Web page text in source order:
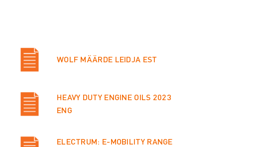
WOLF MÄÄRDE LEIDJA EST
HEAVY DUTY ENGINE OILS 2023
ENG
ELECTRUM: E-MOBILITY RANGE